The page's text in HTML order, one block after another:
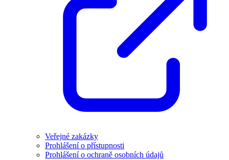
Veřejné zakázky
Prohlášení o přístupnosti
Prohlášení o ochraně osobních údajů